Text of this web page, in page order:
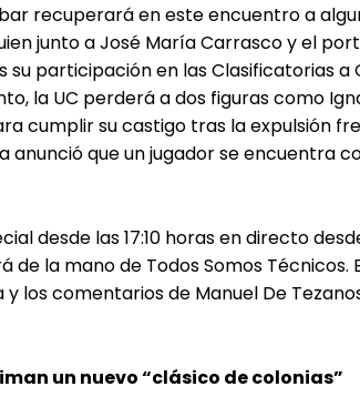
recuperará en este encuentro a
junto a José María Carrasco y el
participación en las Clasificatorias a
la UC perderá a dos figuras como
cumplir su castigo tras la expulsión
anunció que un jugador se encuentra
desde las 17:10 horas en directo
de la mano de Todos Somos Técnicos.
los comentarios de Manuel De
un nuevo “clásico de colonias”